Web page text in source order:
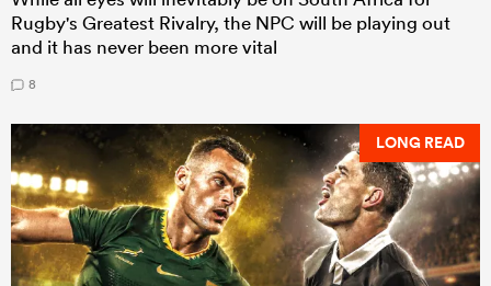
Rugby's Greatest Rivalry, the NPC will be playing out
and it has never been more vital
8
LONG READ